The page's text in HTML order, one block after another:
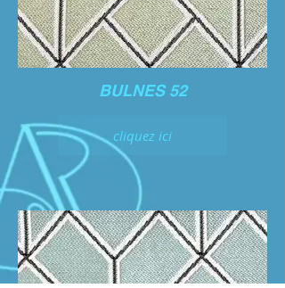
BULNES 52
cliquez ici